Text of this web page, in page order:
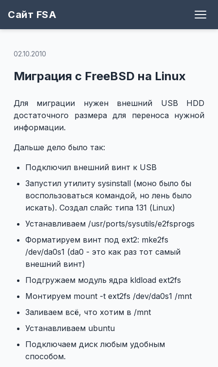
Сайт FSA
02.10.2010
Миграция с FreeBSD на Linux
Для миграции нужен внешний USB HDD
достаточного размера для переноса нужной
информации.
Дальше дело было так:
Подключил внешний винт к USB
Запустил утилиту sysinstall (моно было бы
воспользоваться командой, но лень было
искать). Создал слайс типа 131 (Linux)
Устанавливаем /usr/ports/sysutils/e2fsprogs
Форматируем винт под ext2: mke2fs
/dev/da0s1 (da0 - это как раз тот самый
внешний винт)
Подгружаем модуль ядра kldload ext2fs
Монтируем mount -t ext2fs /dev/da0s1 /mnt
Заливаем всё, что хотим в /mnt
Устанавливаем ubuntu
Подключаем диск любым удобным
способом.